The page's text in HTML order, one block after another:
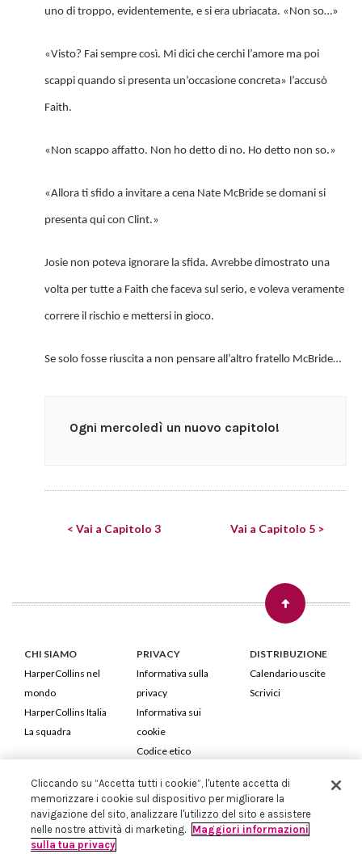
uno di troppo, evidentemente, e si era ubriacata. «Non so…»
«Visto? Fai sempre così. Mi dici che cerchi l’amore ma poi
scappi quando si presenta un’occasione concreta» l’accusò
Faith.
«Non scappo affatto. Non ho detto di no. Ho detto non so.»
«Allora ti sfido a invitare a cena Nate McBride se domani si
presenta qui con Clint.»
Josie non poteva ignorare la sfida. Avrebbe dimostrato una
volta per tutte a Faith che faceva sul serio, e voleva veramente
correre il rischio e mettersi in gioco.
Se solo fosse riuscita a non pensare all’altro fratello McBride…
Ogni mercoledì un nuovo capitolo!
< Vai a Capitolo 3 Vai a Capitolo 5 >
CHI SIAMO
HarperCollins nel
mondo
HarperCollins Italia
La squadra
PRIVACY
Informativa sulla
privacy
Informativa sui
cookie
Codice etico
DISTRIBUZIONE
Calendario uscite
Scrivici
HarperCollins Italia S.p.A. Viale Monte Nero, 84 - 20135 Milano
Cod. Fiscale e P.IVA 05946780151 - Capitale Sociale 258.250 €
Iscritta in Milano al Registro delle imprese nr.198004 e REA nr.1051898
Cliccando su “Accetta tutti i cookie”, l'utente accetta di
memorizzare i cookie sul dispositivo per migliorare la
navigazione del sito, analizzare l'utilizzo del sito e assistere
nelle nostre attività di marketing. Maggiori informazioni
sulla tua privacy